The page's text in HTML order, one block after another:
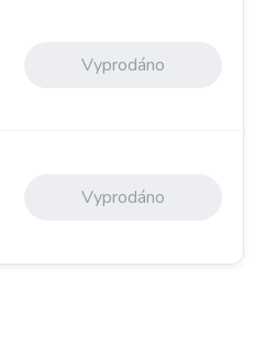
Vyprodáno
Vyprodáno